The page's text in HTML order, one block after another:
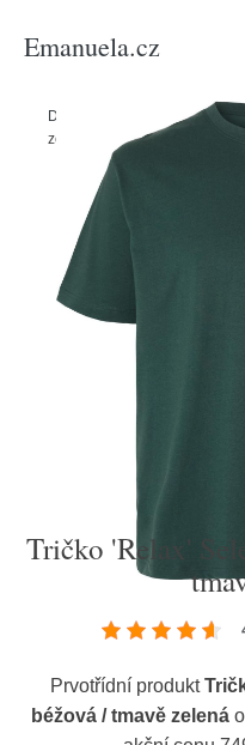
Emanuela.cz
Domů Muži/
zelená
Tričko 'Relax'
Prvotřídní produkt
béžová / tmavě zelená